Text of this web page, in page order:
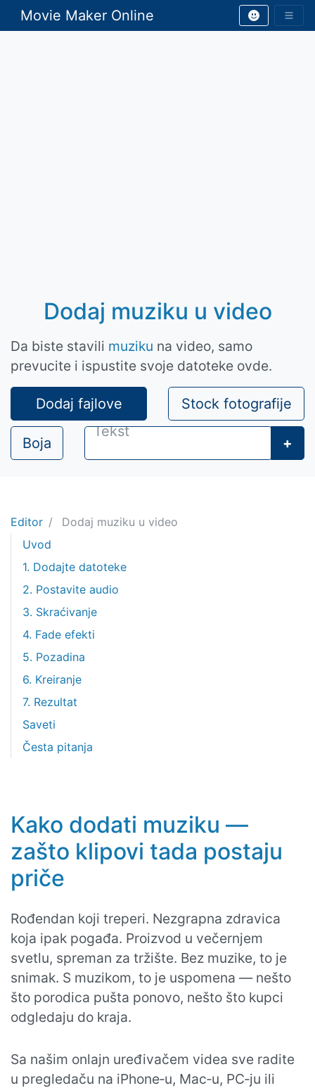
Movie Maker Online
Dodaj muziku u video
Da biste stavili muziku na video, samo
prevucite i ispustite svoje datoteke ovde.
Dodaj fajlove Stock fotografije
Boja +
Editor
Dodaj muziku u video
Uvod
1. Dodajte datoteke
2. Postavite audio
3. Skraćivanje
4. Fade efekti
5. Pozadina
6. Kreiranje
7. Rezultat
Saveti
Česta pitanja
Kako dodati muziku —
zašto klipovi tada postaju
priče
Rođendan koji treperi. Nezgrapna zdravica
koja ipak pogađa. Proizvod u večernjem
svetlu, spreman za tržište. Bez muzike, to je
snimak. S muzikom, to je uspomena — nešto
što porodica pušta ponovo, nešto što kupci
odgledaju do kraja.
Sa našim onlajn uređivačem videa sve radite
u pregledaču na iPhone‑u, Mac‑u, PC‑ju ili